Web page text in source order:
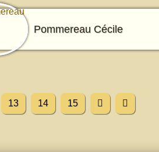
Pommereau Cécile
13 14 15